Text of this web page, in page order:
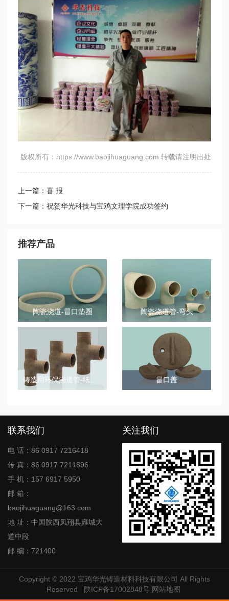
版权所有：https://www.baojihuaguang.com 转载请注明出处
上一篇：喜 报
下一篇：祝贺华光科技与宝鸡文理学院成功签约
推荐产品
陶瓷浇道-冒口垫圈 陶瓷浇道管-弯头
冒口盖
联系我们
电 话：86 0917 7216418
传 真：86 0917 7211896
手 机：157 6917 5950
邮 箱：
baojihuaguang@163.com
地 址：中国陕西凤翔县雍城大
道中段
邮 编：721400
关注我们
Copyright © 2022 宝鸡华光铸造材料科技有限公司 All Rights
Reserved
陕ICP备17002848号 网站地图